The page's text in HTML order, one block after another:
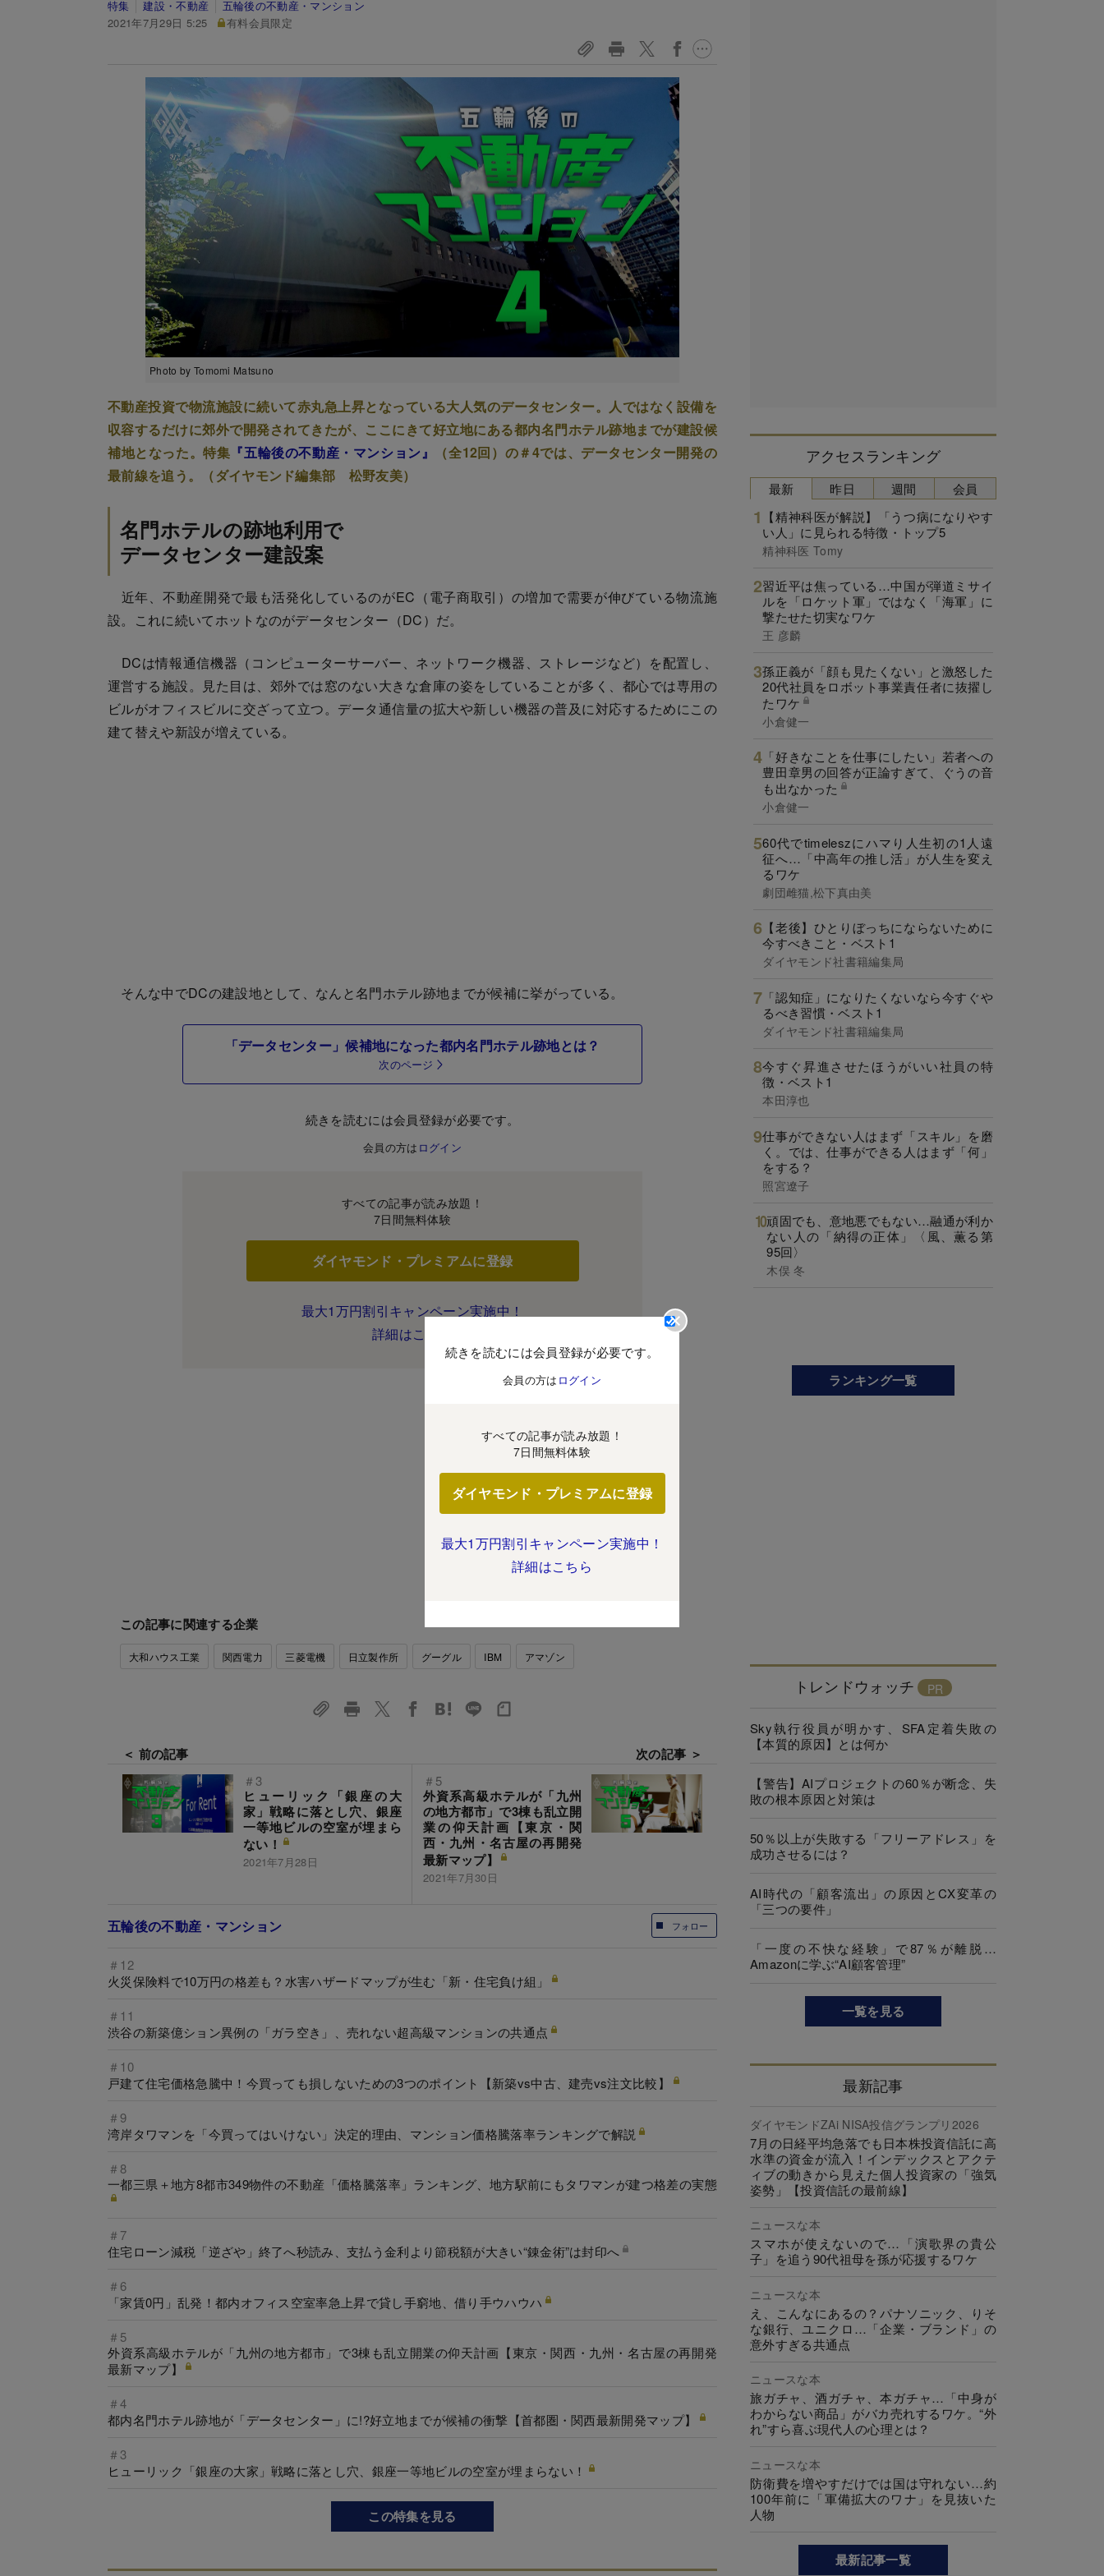
特集 建設・不動産
五輪後の不動産・マンション
2021年7月29日 5:25
有料会員限定
Photo by Tomomi Matsuno
不動産投資で物流施設に続いて赤丸急上昇となっている大人気のデータセンター。人ではなく設備を
収容するだけに郊外で開発されてきたが、ここにきて好立地にある都内名門ホテル跡地までが建設候
補地となった。特集 『五輪後の不動産・マンション』
（全12回）の＃4では、データセンター開発の
最前線を追う。（ダイヤモンド編集部 松野友美）
名門ホテルの跡地利用で
データセンター建設案
近年、不動産開発で最も活発化しているのがEC（電子商取引）の増加で需要が伸びている物流施
設。これに続いてホットなのがデータセンター（DC）だ。
DCは情報通信機器（コンピューターサーバー、ネットワーク機器、ストレージなど）を配置し、
運営する施設。見た目は、郊外では窓のない大きな倉庫の姿をしていることが多く、都心では専用の
ビルがオフィスビルに交ざって立つ。データ通信量の拡大や新しい機器の普及に対応するためにこの
建て替えや新設が増えている。
そんな中でDCの建設地として、なんと名門ホテル跡地までが候補に挙がっている。
「データセンター」候補地になった都内名門ホテル跡地とは？
次のページ
続きを読むには会員登録が必要です。
会員の方は ログイン
すべての記事が読み放題！
7日間無料体験
ダイヤモンド・プレミアムに登録
最大1万円割引キャンペーン実施中！
詳細はこちら
続きを読むには会員登録が必要です。
会員の方は ログイン
すべての記事が読み放題！
7日間無料体験
ダイヤモンド・プレミアムに登録
最大1万円割引キャンペーン実施中！
詳細はこちら
この記事に関連する企業
大和ハウス工業 関西電力 三菱電機 日立製作所 グーグル IBM アマゾン
＜ 前の記事
＃3
ヒューリック「銀座の大
家」戦略に落とし穴、銀座
一等地ビルの空室が埋まら
ない！
2021年7月28日
次の記事 ＞
＃5
外資系高級ホテルが「九州
の地方都市」で3棟も乱立開
業の仰天計画【東京・関
西・九州・名古屋の再開発
最新マップ】
2021年7月30日
フォロー
五輪後の不動産・マンション
＃12
火災保険料で10万円の格差も？水害ハザードマップが生む「新・住宅負け組」
＃11
渋谷の新築億ション異例の「ガラ空き」、売れない超高級マンションの共通点
＃10
戸建て住宅価格急騰中！今買っても損しないための3つのポイント【新築vs中古、建売vs注文比較】
＃9
湾岸タワマンを「今買ってはいけない」決定的理由、マンション価格騰落率ランキングで解説
＃8
一都三県＋地方8都市349物件の不動産「価格騰落率」ランキング、地方駅前にもタワマンが建つ格差の実態
＃7
住宅ローン減税「逆ざや」終了へ秒読み、支払う金利より節税額が大きい“錬金術”は封印へ
＃6
「家賃0円」乱発！都内オフィス空室率急上昇で貸し手窮地、借り手ウハウハ
＃5
外資系高級ホテルが「九州の地方都市」で3棟も乱立開業の仰天計画【東京・関西・九州・名古屋の再開発
最新マップ】
＃4
都内名門ホテル跡地が「データセンター」に!?好立地までが候補の衝撃【首都圏・関西最新開発マップ】
＃3
ヒューリック「銀座の大家」戦略に落とし穴、銀座一等地ビルの空室が埋まらない！
この特集を見る
アクセスランキング
最新
【精神科医が解説】「うつ病になりやす
い人」に見られる特徴・トップ5
精神科医 Tomy
習近平は焦っている…中国が弾道ミサイ
ルを「ロケット軍」ではなく「海軍」に
撃たせた切実なワケ
王 彦麟
孫正義が「顔も見たくない」と激怒した
20代社員をロボット事業責任者に抜擢し
たワケ
小倉健一
「好きなことを仕事にしたい」若者への
豊田章男の回答が正論すぎて、ぐうの音
も出なかった
小倉健一
60代でtimeleszにハマり人生初の1人遠
征へ…「中高年の推し活」が人生を変え
るワケ
劇団雌猫,松下真由美
【老後】ひとりぼっちにならないために
今すべきこと・ベスト1
ダイヤモンド社書籍編集局
「認知症」になりたくないなら今すぐや
るべき習慣・ベスト1
ダイヤモンド社書籍編集局
今すぐ昇進させたほうがいい社員の特
徴・ベスト1
本田淳也
仕事ができない人はまず「スキル」を磨
く。では、仕事ができる人はまず「何」
をする？
照宮遼子
頑固でも、意地悪でもない…融通が利か
ない人の「納得の正体」〈風、薫る第
95回〉
木俣 冬
昨日 週間 会員
ランキング一覧
トレンドウォッチ
Sky執行役員が明かす、SFA定着失敗の
【本質的原因】とは何か
【警告】AIプロジェクトの60％が断念、失
敗の根本原因と対策は
50％以上が失敗する「フリーアドレス」を
成功させるには？
AI時代の「顧客流出」の原因とCX変革の
「三つの要件」
「一度の不快な経験」で87％が離脱…
Amazonに学ぶ“AI顧客管理”
一覧を見る
最新記事
ダイヤモンドZAi NISA投信グランプリ2026
7月の日経平均急落でも日本株投資信託に高
水準の資金が流入！インデックスとアクテ
ィブの動きから見えた個人投資家の「強気
姿勢」【投資信託の最前線】
ニュースな本
スマホが使えないので…「演歌界の貴公
子」を追う90代祖母を孫が応援するワケ
ニュースな本
え、こんなにあるの？パナソニック、りそ
な銀行、ユニクロ…「企業・ブランド」の
意外すぎる共通点
ニュースな本
旅ガチャ、酒ガチャ、本ガチャ…「中身が
わからない商品」がバカ売れするワケ。“外
れ”すら喜ぶ現代人の心理とは？
ニュースな本
防衛費を増やすだけでは国は守れない…約
100年前に「軍備拡大のワナ」を見抜いた
人物
最新記事一覧